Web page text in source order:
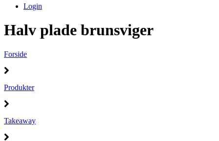
Login
Halv plade brunsviger
Forside
Produkter
Takeaway